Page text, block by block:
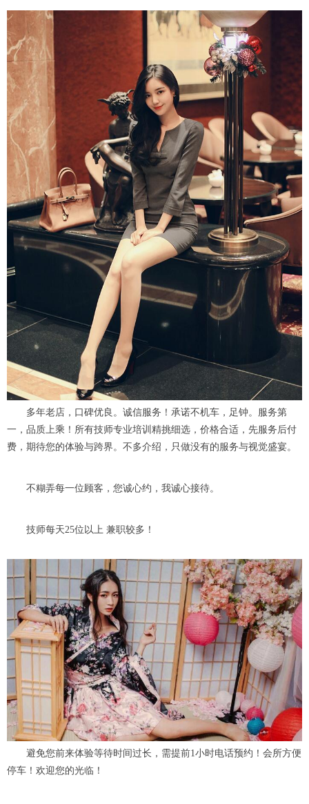
多年老店，口碑优良。诚信服务！承诺不机车，足钟。服务第
一，品质上乘！所有技师专业培训精挑细选，价格合适，先服务后付
费，期待您的体验与跨界。不多介绍，只做没有的服务与视觉盛宴。
不糊弄每一位顾客，您诚心约，我诚心接待。
技师每天25位以上 兼职较多！
避免您前来体验等待时间过长，需提前1小时电话预约！会所方便
停车！欢迎您的光临！